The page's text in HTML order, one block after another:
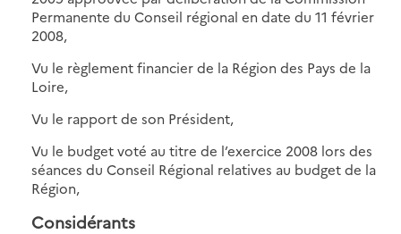
Permanente du Conseil régional en date du 11 février
2008,
Vu le règlement financier de la Région des Pays de la
Loire,
Vu le rapport de son Président,
Vu le budget voté au titre de l’exercice 2008 lors des
séances du Conseil Régional relatives au budget de la
Région,
Considérants